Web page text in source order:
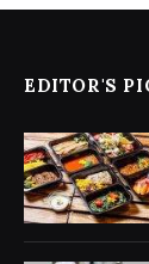
EDITOR'S